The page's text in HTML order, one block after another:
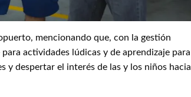
mencionando que, con la gestión
actividades lúdicas y de aprendizaje para
y despertar el interés de las y los niños hacia